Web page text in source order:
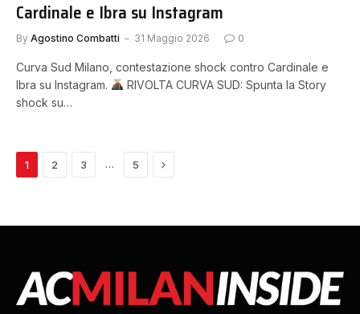
Cardinale e Ibra su Instagram
By Agostino Combatti 31 Maggio 2026 0
Curva Sud Milano, contestazione shock contro Cardinale e
Ibra su Instagram.
RIVOLTA CURVA SUD: Spunta la Story
shock su…
1 2 3 … 5 Next